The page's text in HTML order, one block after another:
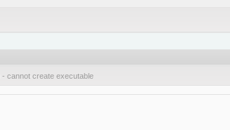
cannot create executable